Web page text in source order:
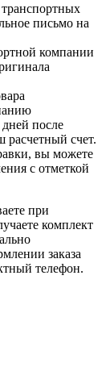
письмо на
компании
дней после
расчетный счет.
вы можете
с отметкой
при
комплект
заказа
телефон.